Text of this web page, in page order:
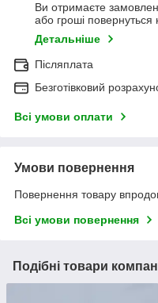
Ви отримаєте
або гроші повернуться
Детальніше
Післяплата
Безготівковий
Всі умови оплати
Умови повернення
Повернення товару
Всі умови повернення
Подібні товари